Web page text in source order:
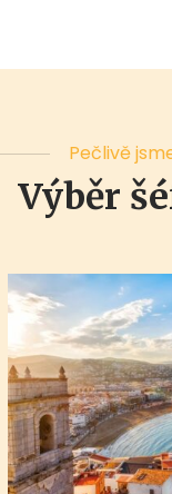
Pečlivě
Výběr